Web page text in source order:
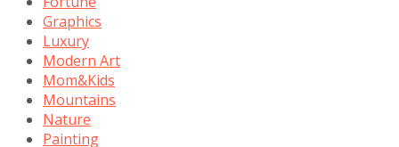
Graphics
Luxury
Modern Art
Mom&Kids
Mountains
Nature
Painting